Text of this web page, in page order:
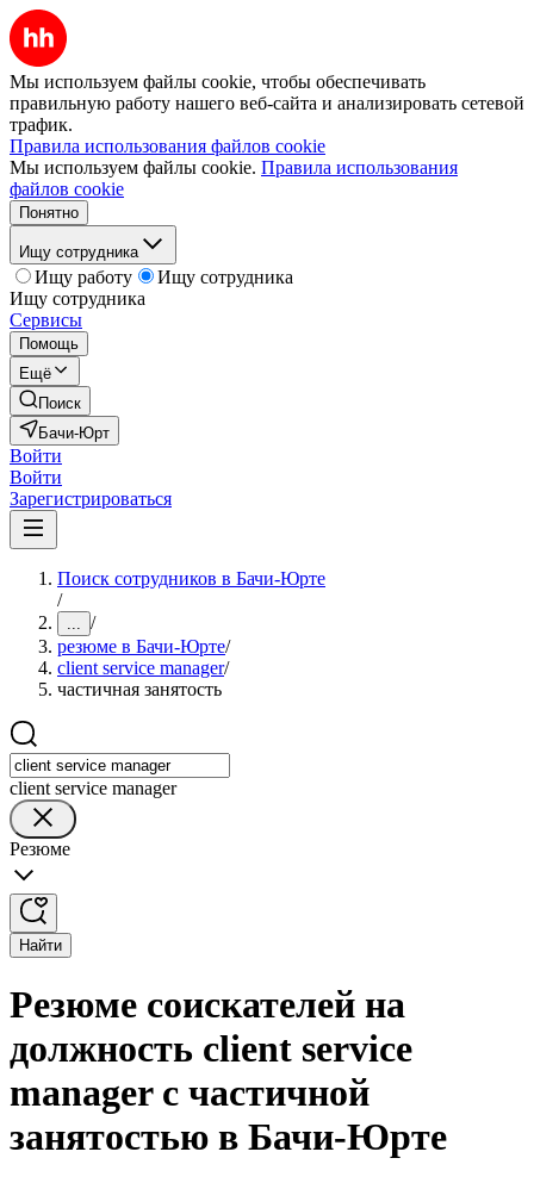
Мы используем файлы cookie, чтобы обеспечивать
правильную работу нашего веб-сайта и анализировать сетевой
трафик.
Правила использования файлов cookie
Мы используем файлы cookie. Правила использования
файлов cookie
Понятно
Ищу сотрудника
Ищу работу
Ищу сотрудника
Ищу сотрудника
Сервисы
Помощь
Ещё
Поиск
Бачи-Юрт
Войти
Войти
Зарегистрироваться
Поиск сотрудников в Бачи-Юрте
/
... /
резюме в Бачи-Юрте/
client service manager/
частичная занятость
client service manager
Резюме
Найти
Резюме соискателей на
должность client service
manager с частичной
занятостью в Бачи-Юрте